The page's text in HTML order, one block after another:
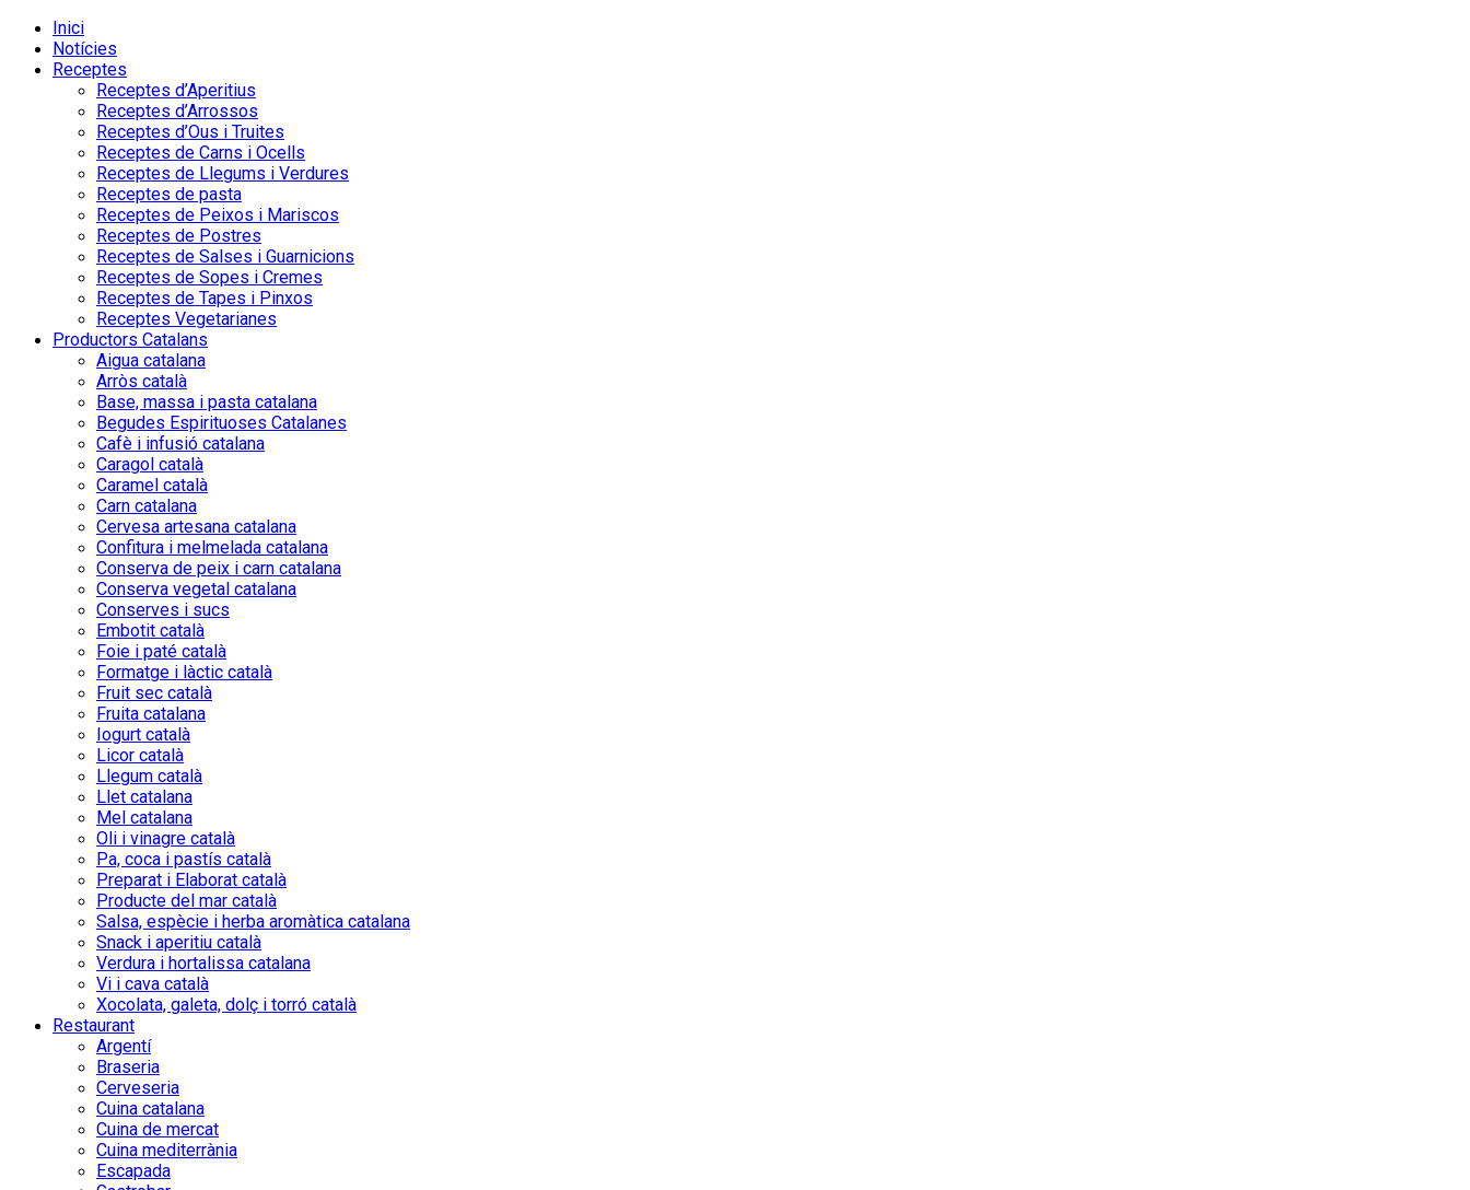
Inici
Notícies
Receptes
Receptes d’Aperitius
Receptes d’Arrossos
Receptes d’Ous i Truites
Receptes de Carns i Ocells
Receptes de Llegums i Verdures
Receptes de pasta
Receptes de Peixos i Mariscos
Receptes de Postres
Receptes de Salses i Guarnicions
Receptes de Sopes i Cremes
Receptes de Tapes i Pinxos
Receptes Vegetarianes
Productors Catalans
Aigua catalana
Arròs català
Base, massa i pasta catalana
Begudes Espirituoses Catalanes
Cafè i infusió catalana
Caragol català
Caramel català
Carn catalana
Cervesa artesana catalana
Confitura i melmelada catalana
Conserva de peix i carn catalana
Conserva vegetal catalana
Conserves i sucs
Embotit català
Foie i paté català
Formatge i làctic català
Fruit sec català
Fruita catalana
Iogurt català
Licor català
Llegum català
Llet catalana
Mel catalana
Oli i vinagre català
Pa, coca i pastís català
Preparat i Elaborat català
Producte del mar català
Salsa, espècie i herba aromàtica catalana
Snack i aperitiu català
Verdura i hortalissa catalana
Vi i cava català
Xocolata, galeta, dolç i torró català
Restaurant
Argentí
Braseria
Cerveseria
Cuina catalana
Cuina de mercat
Cuina mediterrània
Escapada